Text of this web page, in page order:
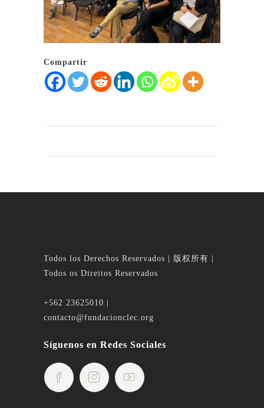
Compartir
Todos los Derechos Reservados | 版权所有 |
Todos os Direitos Reservados
+562 23625010 |
contacto@fundacionclec.org
Síguenos en Redes Sociales